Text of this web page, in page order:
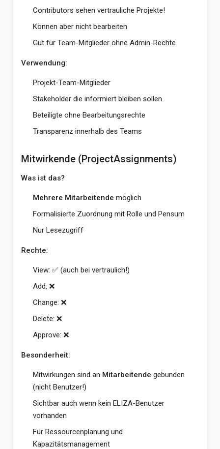
Contributors sehen vertrauliche Projekte!
Können aber nicht bearbeiten
Gut für Team-Mitglieder ohne Admin-Rechte
Verwendung:
Projekt-Team-Mitglieder
Stakeholder die informiert bleiben sollen
Beteiligte ohne Bearbeitungsrechte
Transparenz innerhalb des Teams
Mitwirkende (ProjectAssignments)
Was ist das?
Mehrere Mitarbeitende möglich
Formalisierte Zuordnung mit Rolle und Pensum
Nur Lesezugriff
Rechte:
View: ✅ (auch bei vertraulich!)
Add: ❌
Change: ❌
Delete: ❌
Approve: ❌
Besonderheit:
Mitwirkungen sind an Mitarbeitende gebunden
(nicht Benutzer!)
Sichtbar auch wenn kein ELIZA-Benutzer
vorhanden
Für Ressourcenplanung und
Kapazitätsmanagement